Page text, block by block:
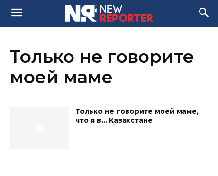
Только не говорите
моей маме
Только не говорите моей маме,
что я в… Казахстане